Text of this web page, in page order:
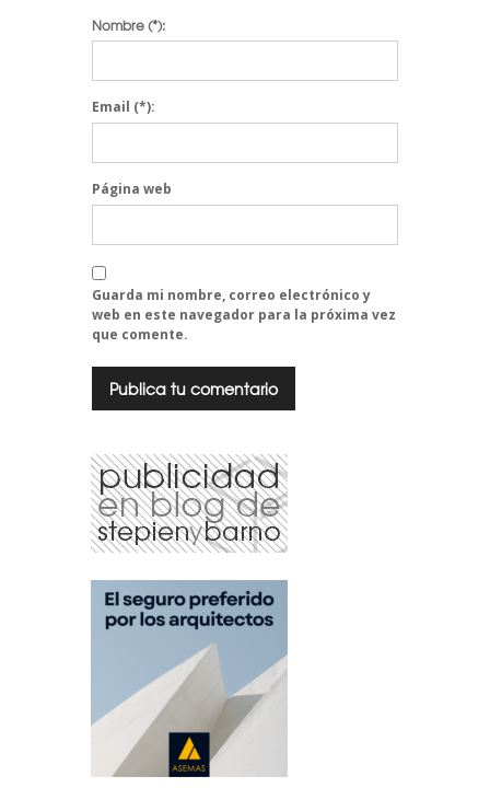
Nombre(*):
Email (*):
Página web
Guarda mi nombre, correo electrónico y
web en este navegador para la próxima vez
que comente.